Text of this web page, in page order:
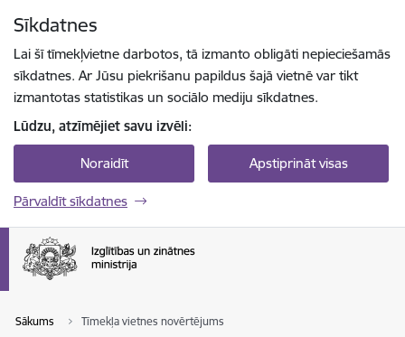
Sīkdatnes
Lai šī tīmekļvietne darbotos, tā izmanto obligāti nepieciešamās
sīkdatnes. Ar Jūsu piekrišanu papildus šajā vietnē var tikt
izmantotas statistikas un sociālo mediju sīkdatnes.
Lūdzu, atzīmējiet savu izvēli:
Noraidīt Apstiprināt visas
Pārvaldīt sīkdatnes
Sākums Tīmekļa vietnes novērtējums